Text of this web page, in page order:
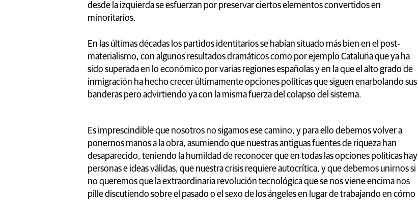
desde la izquierda se esfuerzan por preservar ciertos elementos convertidos en
minoritarios.
En las últimas décadas los partidos identitarios se habían situado más bien en el post-
materialismo, con algunos resultados dramáticos como por ejemplo Cataluña que ya ha
sido superada en lo económico por varias regiones españolas y en la que el alto grado de
inmigración ha hecho crecer últimamente opciones políticas que siguen enarbolando sus
banderas pero advirtiendo ya con la misma fuerza del colapso del sistema.
Es imprescindible que nosotros no sigamos ese camino, y para ello debemos volver a
ponernos manos a la obra, asumiendo que nuestras antiguas fuentes de riqueza han
desaparecido, teniendo la humildad de reconocer que en todas las opciones políticas hay
personas e ideas válidas, que nuestra crisis requiere autocrítica, y que debemos unirnos si
no queremos que la extraordinaria revolución tecnológica que se nos viene encima nos
pille discutiendo sobre el pasado o el sexo de los ángeles en lugar de trabajando en cómo